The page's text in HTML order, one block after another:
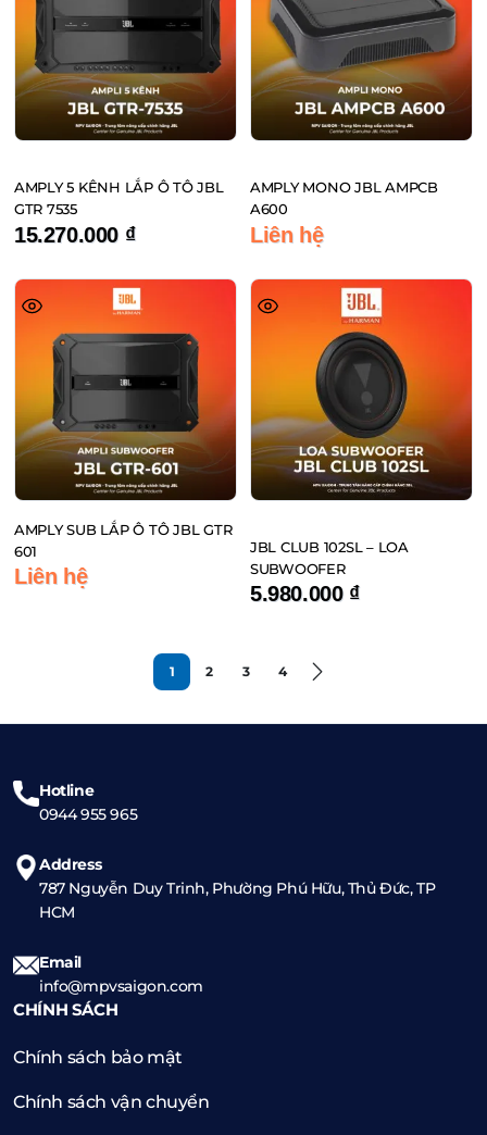
AMPLY 5 KÊNH LẮP Ô TÔ JBL
GTR 7535
15.270.000 ₫
AMPLY MONO JBL AMPCB
A600
Liên hệ
AMPLY SUB LẮP Ô TÔ JBL GTR
601
Liên hệ
JBL CLUB 102SL – LOA
SUBWOOFER
5.980.000 ₫
1 2 3 4
Hotline
0944 955 965
Address
787 Nguyễn Duy Trinh, Phường Phú Hữu, Thủ Đức, TP
HCM
Email
info@mpvsaigon.com
CHÍNH SÁCH
Chính sách bảo mật
Chính sách vận chuyển